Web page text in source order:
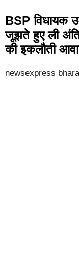
BSP विधायक
जूझते हुए ली
की इकलौती
newsexpress